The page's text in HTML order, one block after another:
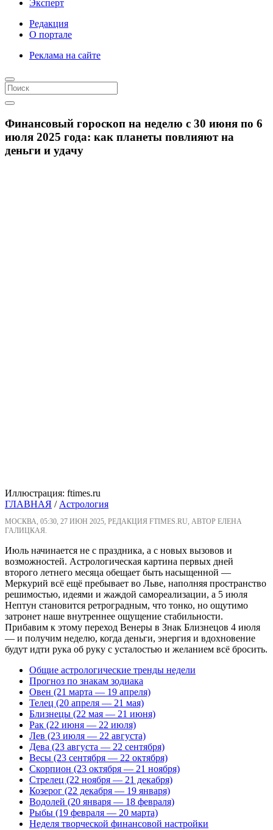
Эксперт
Редакция
О портале
Реклама на сайте
Финансовый гороскоп на неделю с 30 июня по 6
июля 2025 года: как планеты повлияют на
деньги и удачу
Иллюстрация: ftimes.ru
ГЛАВНАЯ /Астрология
МОСКВА, 05:30, 27 ИЮН 2025, РЕДАКЦИЯ FTIMES.RU, АВТОР ЕЛЕНА
ГАЛИЦКАЯ.
Июль начинается не с праздника, а с новых вызовов и
возможностей. Астрологическая картина первых дней
второго летнего месяца обещает быть насыщенной —
Меркурий всё ещё пребывает во Льве, наполняя пространство
решимостью, идеями и жаждой самореализации, а 5 июля
Нептун становится ретроградным, что тонко, но ощутимо
затронет наше внутреннее ощущение стабильности.
Прибавим к этому переход Венеры в Знак Близнецов 4 июля
— и получим неделю, когда деньги, энергия и вдохновение
будут идти рука об руку с усталостью и желанием всё бросить.
Общие астрологические тренды недели
Прогноз по знакам зодиака
Овен (21 марта — 19 апреля)
Телец (20 апреля — 21 мая)
Близнецы (22 мая — 21 июня)
Рак (22 июня — 22 июля)
Лев (23 июля — 22 августа)
Дева (23 августа — 22 сентября)
Весы (23 сентября — 22 октября)
Скорпион (23 октября — 21 ноября)
Стрелец (22 ноября — 21 декабря)
Козерог (22 декабря — 19 января)
Водолей (20 января — 18 февраля)
Рыбы (19 февраля — 20 марта)
Неделя творческой финансовой настройки